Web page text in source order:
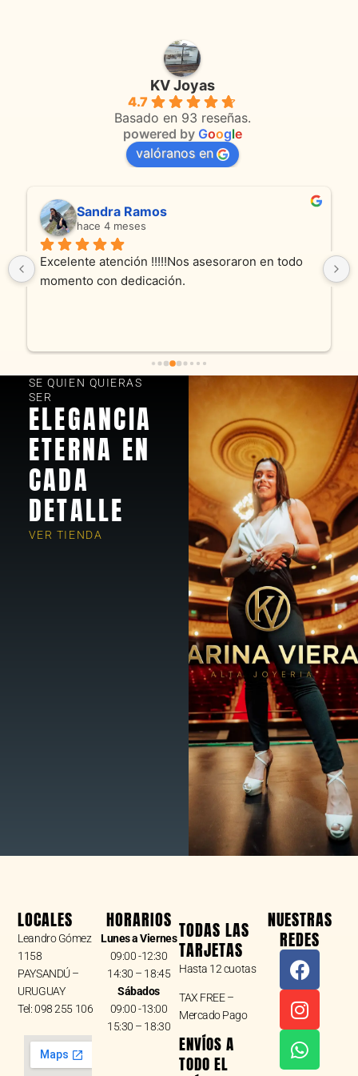
KV Joyas
4.7
Basado en 93 reseñas.
powered by Google
valóranos en
Sandra Ramos
hace 4 meses
Excelente atención !!!!!Nos asesoraron en todo
momento con dedicación.
SE QUIEN QUIERAS
SER
ELEGANCIA
ETERNA EN
CADA
DETALLE
VER TIENDA
LOCALES
Leandro Gómez
1158
PAYSANDÚ –
URUGUAY
Tel: 098 255 106
HORARIOS
Lunes a Viernes
09:00 -12:30
14:30 – 18:45
Sábados
09:00 -13:00
15:30 – 18:30
TODAS LAS
TARJETAS
Hasta 12 cuotas
TAX FREE –
Mercado Pago
ENVÍOS A
TODO EL
NUESTRAS
REDES
F
a
c
e
b
o
I
n
s
t
a
g
W
h
a
t
s
a